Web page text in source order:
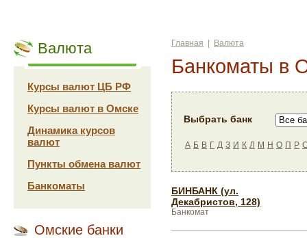
Валюта
Курсы валют ЦБ РФ
Курсы валют в Омске
Динамика курсов
валют
Пункты обмена валют
Банкоматы
Омские банки
Главная Валюта
Банкоматы в
Выбрать банк
А Б В Г Д З И К Л М Н О П Р
БИНБАНК (ул.
Декабристов, 128)
Банкомат